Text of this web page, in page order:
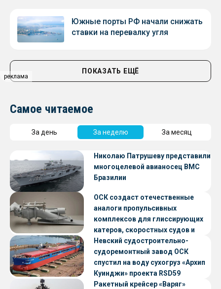
реклама
Южные порты РФ начали снижать
ставки на перевалку угля
ПОКАЗАТЬ ЕЩЁ
Самое читаемое
За день За неделю За месяц
Николаю Патрушеву представили
многоцелевой авианосец ВМС
Бразилии
ОСК создаст отечественные
аналоги пропульсивных
комплексов для глиссирующих
катеров, скоростных судов и
судов с малой осадкой
Невский судостроительно-
судоремонтный завод ОСК
спустил на воду сухогруз «Архип
Куинджи» проекта RSD59
Ракетный крейсер «Варяг»